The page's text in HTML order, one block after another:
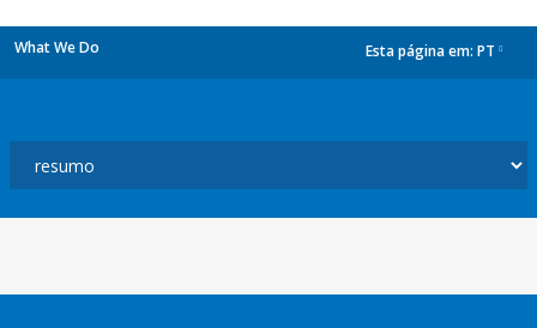
What We Do Esta página em: PT